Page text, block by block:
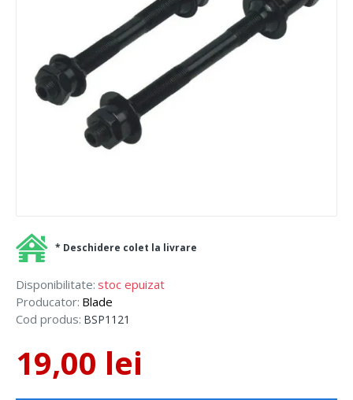
Disponibilitate: stoc epuizat
Producator: Blade
Cod produs: BSP1121
19,00 lei
* Deschidere colet la livrare